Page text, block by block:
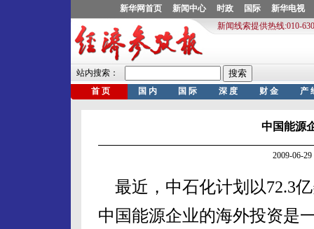
中国能源
2009-06-
最近，中石化计划以72.3
中国能源企业的海外投资是